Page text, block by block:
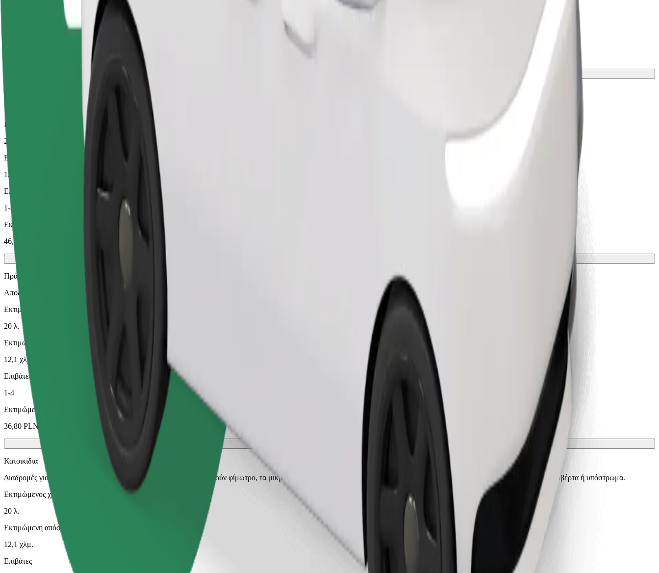
Μεγαλύτερα αυτοκίνητα με περισσότερο χώρο για τα πόδια και αποθηκευτικό χώρο
Εκτιμώμενος χρόνος μετακίνησης
20 λ.
Εκτιμώμενη απόσταση
12,1 χλμ.
Επιβάτες
1-4
Εκτιμώμενη τιμή
46,00 PLN
Πράσινο
Αποδοτικές διαδρομές με υβριδικά και ηλεκτρικά οχήματα
Εκτιμώμενος χρόνος μετακίνησης
20 λ.
Εκτιμώμενη απόσταση
12,1 χλμ.
Επιβάτες
1-4
Εκτιμώμενη τιμή
36,80 PLN
Κατοικίδια
Διαδρομές για εσάς και το κατοικίδιό σας. Οι σκύλοι πρέπει να φορούν φίμωτρο, τα μικρά ζώα χρειάζονται κλουβί μεταφοράς και τα καθίσματα πρέπει να προστατεύονται με κουβέρτα ή υπόστρωμα.
Εκτιμώμενος χρόνος μετακίνησης
20 λ.
Εκτιμώμενη απόσταση
12,1 χλμ.
Επιβάτες